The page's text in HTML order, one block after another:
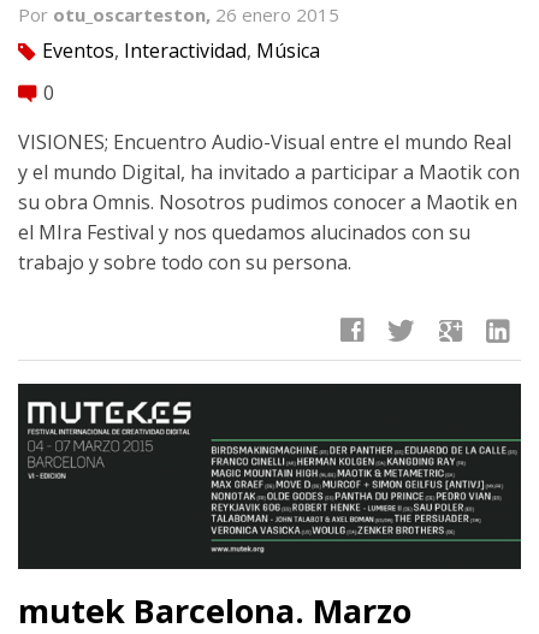
Por otu_oscarteston, 26 enero 2015
tag Eventos, Interactividad, Música
comment 0
VISIONES; Encuentro Audio-Visual entre el mundo Real
y el mundo Digital, ha invitado a participar a Maotik con
su obra Omnis. Nosotros pudimos conocer a Maotik en
el MIra Festival y nos quedamos alucinados con su
trabajo y sobre todo con su persona.
facebook twitter google linkedin
mutek Barcelona. Marzo